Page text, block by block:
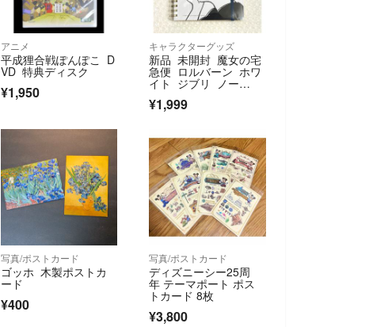
アニメ
平成狸合戦ぽんぽこ D
VD 特典ディスク
¥1,950
キャラクターグッズ
新品 未開封 魔女の宅
急便 ロルバーン ホワ
イト ジブリ ノー
¥1,999
写真/ポストカード
ゴッホ 木製ポストカ
ード
¥400
写真/ポストカード
ディズニーシー25周
年 テーマポート ポス
トカード 8枚
¥3,800